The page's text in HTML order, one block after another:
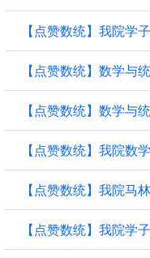
【点赞数统】我院学
【点赞数统】数学与
【点赞数统】数学与
【点赞数统】我院数
【点赞数统】我院马
【点赞数统】我院学